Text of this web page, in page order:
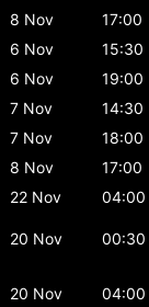
8 Nov
17:00
6 Nov
15:30
6 Nov
19:00
7 Nov
14:30
7 Nov
18:00
8 Nov
17:00
22 Nov
04:00
20 Nov 00:30
20 Nov 04:00